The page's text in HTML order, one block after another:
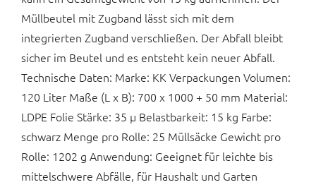
Müllbeutel mit Zugband lässt sich mit dem
integrierten Zugband verschließen. Der Abfall bleibt
sicher im Beutel und es entsteht kein neuer Abfall.
Technische Daten: Marke: KK Verpackungen Volumen:
120 Liter Maße (L x B): 700 x 1000 + 50 mm Material:
LDPE Folie Stärke: 35 µ Belastbarkeit: 15 kg Farbe:
schwarz Menge pro Rolle: 25 Müllsäcke Gewicht pro
Rolle: 1202 g Anwendung: Geeignet für leichte bis
mittelschwere Abfälle, für Haushalt und Garten